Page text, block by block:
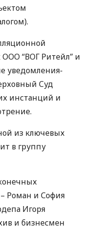
ООО “ВОГ Ритейл” и
уведомления-
Суд
инстанций и
из ключевых
в группу
Роман и София
Игоря
и бизнесмен